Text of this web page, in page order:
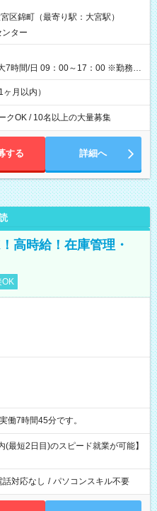
17:30（休憩1時間） 時給1,300円
費 ※当日の役割により時給＋100
～13:30（休憩なし） 時給1,300
日収8,400円＋交通費 【試用期
区錦町（最寄り駅：大宮駅）
ター
7時間/日 09：00～17：00 ※勤務時
。
月以内）
クOK / 10名以上の大量募集
する 詳細へ
高時給！在庫管理・
OK
うち実働7時間45分です。
最短2日目)のスピード就業が可能】
話対応なし / パソコンスキル不要